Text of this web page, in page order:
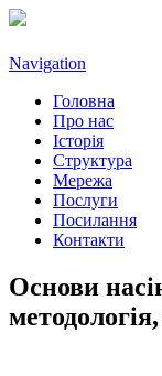
Navigation
Головна
Про нас
Історія
Структура
Мережа
Послуги
Посилання
Контакти
Основи